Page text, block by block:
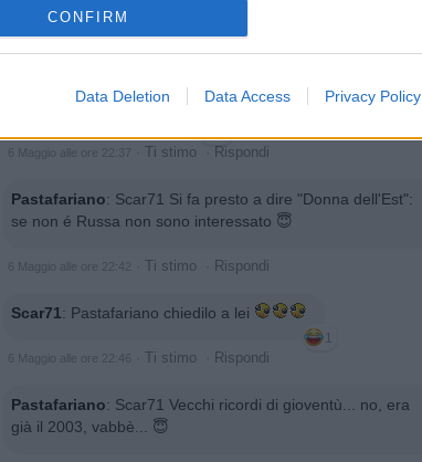
CONFIRM
Data Deletion Data Access Privacy Policy
Verità" di Belpietro
Buona notte 🙃🙂🥰
6 Maggio alle ore 22:37 Ti stimo Rispondi
Pastafariano: Scar71 Si fa presto a dire "Donna dell'Est":
se non é Russa non sono interessato 😇
6 Maggio alle ore 22:42 Ti stimo Rispondi
Scar71: Pastafariano chiedilo a lei
1
6 Maggio alle ore 22:46 Ti stimo Rispondi
Pastafariano: Scar71 Vecchi ricordi di gioventù... no, era
già il 2003, vabbè... 😇